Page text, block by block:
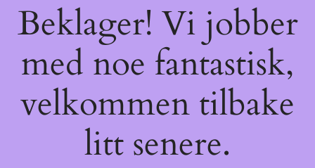
Beklager! Vi jobber
med noe fantastisk,
velkommen tilbake
litt senere.